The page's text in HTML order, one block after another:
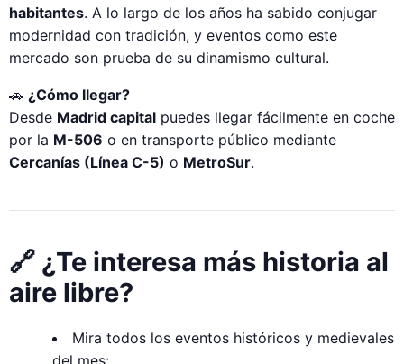
habitantes. A lo largo de los años ha sabido conjugar
modernidad con tradición, y eventos como este
mercado son prueba de su dinamismo cultural.
🚗 ¿Cómo llegar?
Desde Madrid capital puedes llegar fácilmente en coche
por la M-506 o en transporte público mediante
Cercanías (Línea C-5) o MetroSur.
🔗 ¿Te interesa más historia al
aire libre?
Mira todos los eventos históricos y medievales